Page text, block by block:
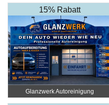
15% Rabatt
Glanzwerk Autoreinigung